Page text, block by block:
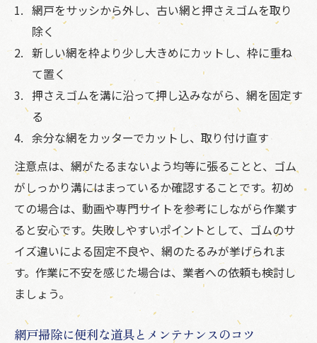
網戸をサッシから外し、古い網と押さえゴムを取り
除く
新しい網を枠より少し大きめにカットし、枠に重ね
て置く
押さえゴムを溝に沿って押し込みながら、網を固定す
る
余分な網をカッターでカットし、取り付け直す
注意点は、網がたるまないよう均等に張ることと、ゴム
がしっかり溝にはまっているか確認することです。初め
ての場合は、動画や専門サイトを参考にしながら作業す
ると安心です。失敗しやすいポイントとして、ゴムのサ
イズ違いによる固定不良や、網のたるみが挙げられま
す。作業に不安を感じた場合は、業者への依頼も検討し
ましょう。
網戸掃除に便利な道具とメンテナンスのコツ